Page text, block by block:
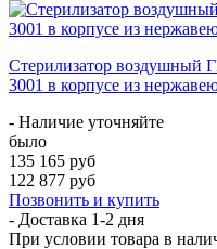
Стерилизатор воздушный
3001 в корпусе из
- Наличие уточняйте
было
135 165 руб
122 877 руб
Позвонить и купить
- Доставка 1-2 дня
При условии товара в